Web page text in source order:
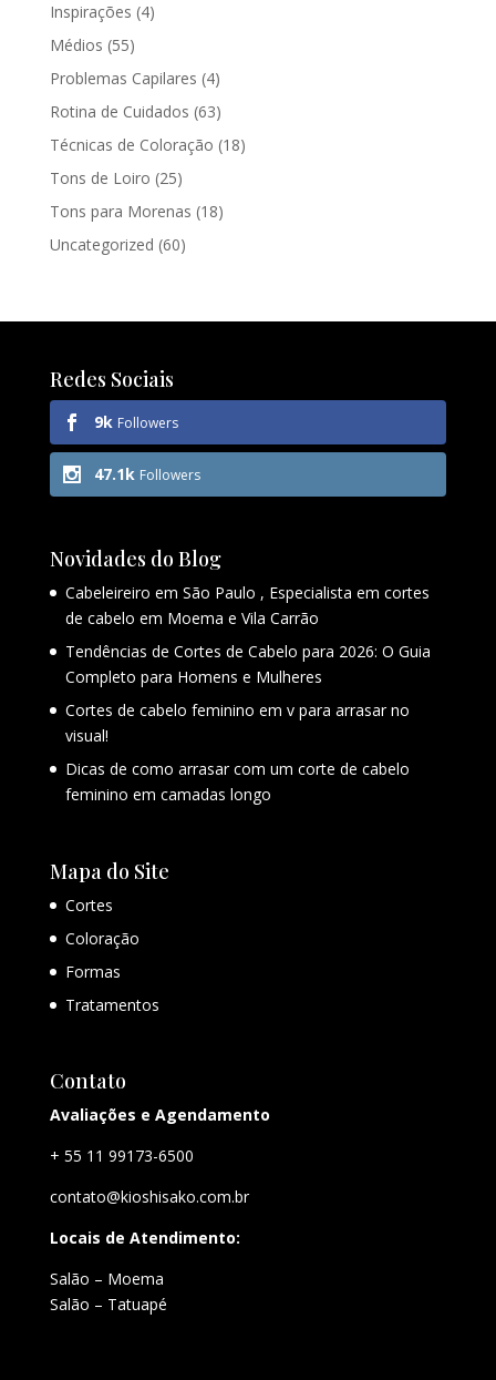
Inspirações (4)
Médios (55)
Problemas Capilares (4)
Rotina de Cuidados (63)
Técnicas de Coloração (18)
Tons de Loiro (25)
Tons para Morenas (18)
Uncategorized (60)
Redes Sociais
9k Followers
47.1k Followers
Novidades do Blog
Cabeleireiro em São Paulo , Especialista em cortes
de cabelo em Moema e Vila Carrão
Tendências de Cortes de Cabelo para 2026: O Guia
Completo para Homens e Mulheres
Cortes de cabelo feminino em v para arrasar no
visual!
Dicas de como arrasar com um corte de cabelo
feminino em camadas longo
Mapa do Site
Cortes
Coloração
Formas
Tratamentos
Contato
Avaliações e Agendamento
+ 55 11 99173-6500
contato@kioshisako.com.br
Locais de Atendimento:
Salão – Moema
Salão – Tatuapé